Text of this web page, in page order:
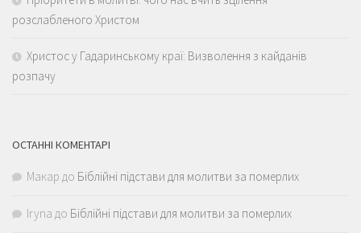
розслабленого Христом
Христос у Гадаринському краї: Визволення з кайданів
розпачу
ОСТАННІ КОМЕНТАРІ
Макар до Біблійні підстави для молитви за померлих
Iryna до Біблійні підстави для молитви за померлих